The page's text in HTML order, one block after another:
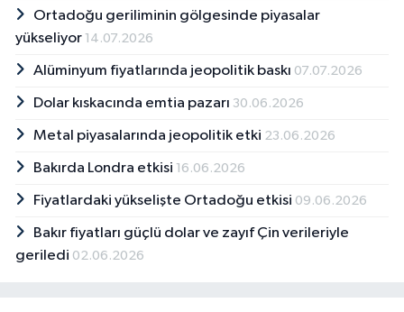
Ortadoğu geriliminin gölgesinde piyasalar
yükseliyor 14.07.2026
Alüminyum fiyatlarında jeopolitik baskı 07.07.2026
Dolar kıskacında emtia pazarı 30.06.2026
Metal piyasalarında jeopolitik etki 23.06.2026
Bakırda Londra etkisi 16.06.2026
Fiyatlardaki yükselişte Ortadoğu etkisi 09.06.2026
Bakır fiyatları güçlü dolar ve zayıf Çin verileriyle
geriledi 02.06.2026